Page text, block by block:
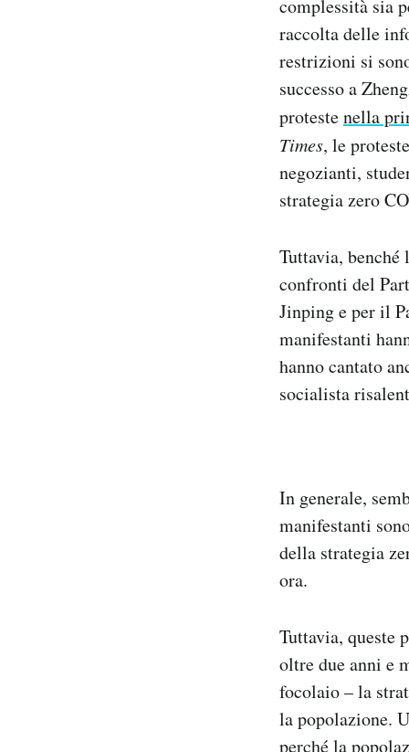
complessità sia
raccolta delle
restrizioni si
successo a
protestenella
Times, le
negozianti,
strategia zero
Tuttavia,
confronti del
Jinping e per il
manifestanti
hanno cantato
socialista
In generale,
manifestanti
della strategia
ora.
Tuttavia, queste
oltre due anni e
focolaio – la
la popolazione.
perché la